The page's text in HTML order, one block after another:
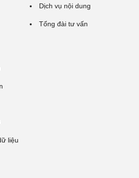
Dịch vụ nội dung
Tổng đài tư vấn
liệu